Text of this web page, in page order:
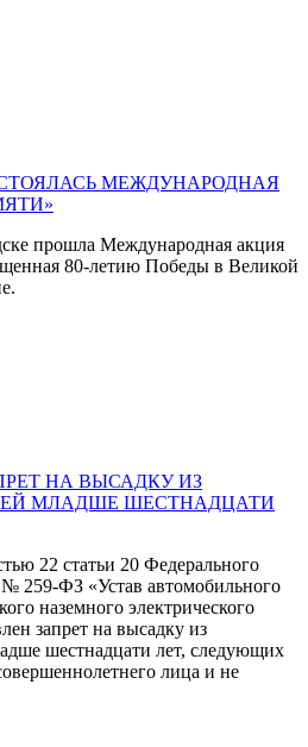
МЕЖДУНАРОДНАЯ
прошла Международная акция
80-летию Победы в Великой
НА ВЫСАДКУ ИЗ
МЛАДШЕ ШЕСТНАДЦАТИ
22 статьи 20 Федерального
№ 259-ФЗ «Устав автомобильного
наземного электрического
запрет на высадку из
шестнадцати лет, следующих
лица и не